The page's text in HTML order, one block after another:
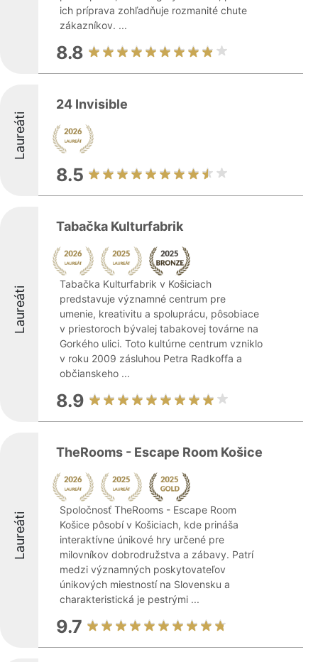
ich príprava zohľadňuje rozmanité chute
zákazníkov. ...
8.8
Laureáti
24 Invisible
8.5
Laureáti
Tabačka Kulturfabrik
Tabačka Kulturfabrik v Košiciach
predstavuje významné centrum pre
umenie, kreativitu a spoluprácu, pôsobiace
v priestoroch bývalej tabakovej továrne na
Gorkého ulici. Toto kultúrne centrum vzniklo
v roku 2009 zásluhou Petra Radkoffa a
občianskeho ...
8.9
Laureáti
TheRooms - Escape Room Košice
Spoločnosť TheRooms - Escape Room
Košice pôsobí v Košiciach, kde prináša
interaktívne únikové hry určené pre
milovníkov dobrodružstva a zábavy. Patrí
medzi významných poskytovateľov
únikových miestností na Slovensku a
charakteristická je pestrými ...
9.7